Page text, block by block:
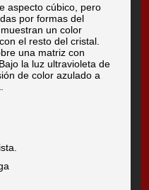
aspecto cúbico, pero
por formas del
un color
el resto del cristal.
una matriz con
la luz ultravioleta de
de color azulado a